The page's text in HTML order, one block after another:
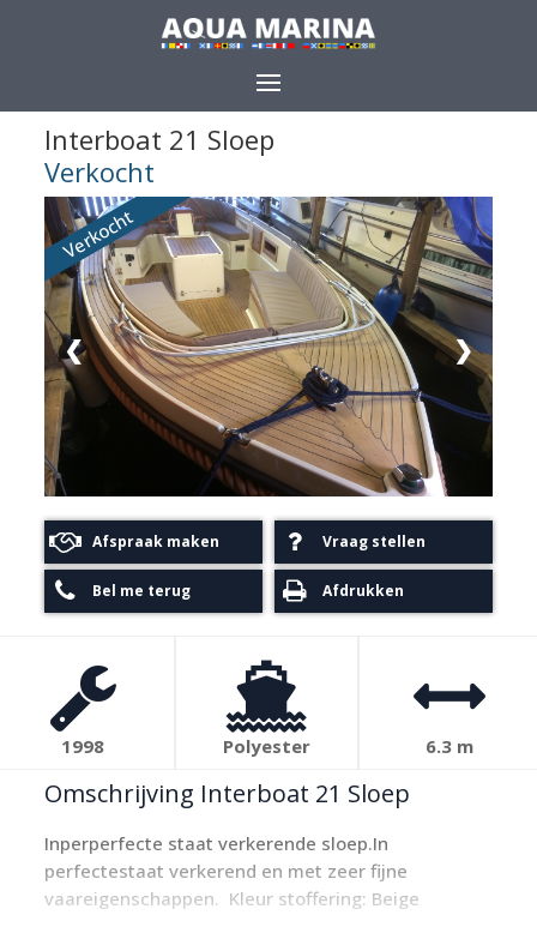
Interboat 21 Sloep
Verkocht
Verkocht
❮ ❯
Afspraak maken Vraag stellen
Bel me terug Afdrukken
1998 Polyester 6.3 m
Omschrijving Interboat 21 Sloep
Inperperfecte staat verkerende sloep.In
perfectestaat verkerend en met zeer fijne
vaareigenschappen. Kleur stoffering: Beige